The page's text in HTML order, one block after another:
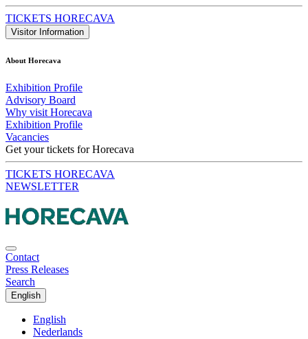
TICKETS HORECAVA
Visitor Information
About Horecava
Exhibition Profile
Advisory Board
Why visit Horecava
Exhibition Profile
Vacancies
Get your tickets for Horecava
TICKETS HORECAVA
NEWSLETTER
Contact
Press Releases
Search
English
English
Nederlands